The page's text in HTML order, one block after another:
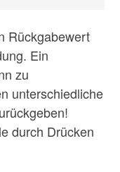
Rückgabewert
Ein
zu
unterschiedliche
durch Drücken